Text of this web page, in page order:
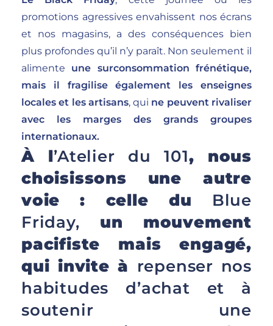
promotions agressives envahissent nos écrans
et nos magasins, a des conséquences bien
plus profondes qu’il n’y paraît. Non seulement il
alimente une surconsommation frénétique,
mais il fragilise également les enseignes
locales et les artisans, qui ne peuvent rivaliser
avec les marges des grands groupes
internationaux.
À l’Atelier du 101, nous
choisissons une autre
voie : celle du Blue
Friday, un mouvement
pacifiste mais engagé,
qui invite à repenser nos
habitudes d’achat et à
soutenir une